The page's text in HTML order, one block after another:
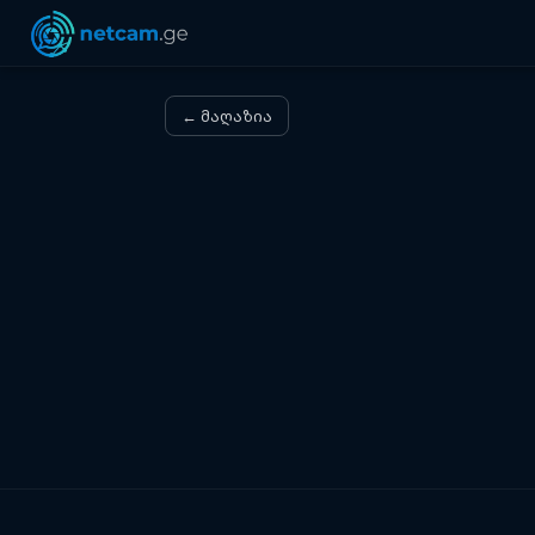
← მაღაზია